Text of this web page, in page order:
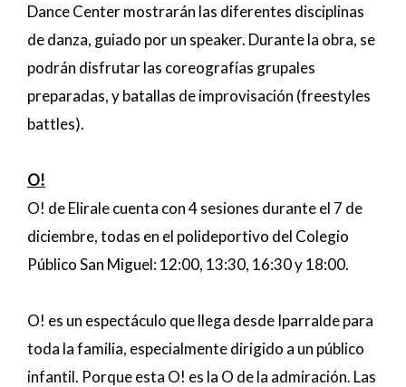
Dance Center mostrarán las diferentes disciplinas
de danza, guiado por un speaker. Durante la obra, se
podrán disfrutar las coreografías grupales
preparadas, y batallas de improvisación (freestyles
battles).
O!
O! de Elirale cuenta con 4 sesiones durante el 7 de
diciembre, todas en el polideportivo del Colegio
Público San Miguel: 12:00, 13:30, 16:30 y 18:00.
O! es un espectáculo que llega desde Iparralde para
toda la familia, especialmente dirigido a un público
infantil. Porque esta O! es la O de la admiración. Las